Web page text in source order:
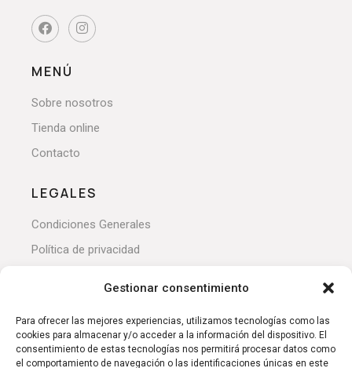
Gestionar consentimiento
Para ofrecer las mejores experiencias, utilizamos tecnologías como las
cookies para almacenar y/o acceder a la información del dispositivo. El
consentimiento de estas tecnologías nos permitirá procesar datos como
el comportamiento de navegación o las identificaciones únicas en este
MENÚ
Sobre nosotros
Tienda online
Contacto
LEGALES
Condiciones Generales
Política de privacidad
MI CUENTA